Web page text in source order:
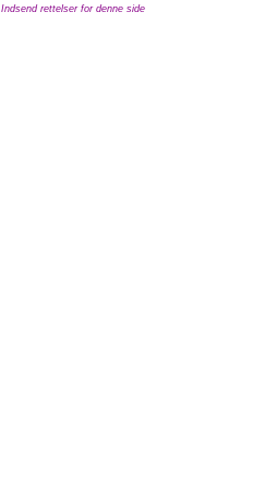
Indsend rettelser for denne side